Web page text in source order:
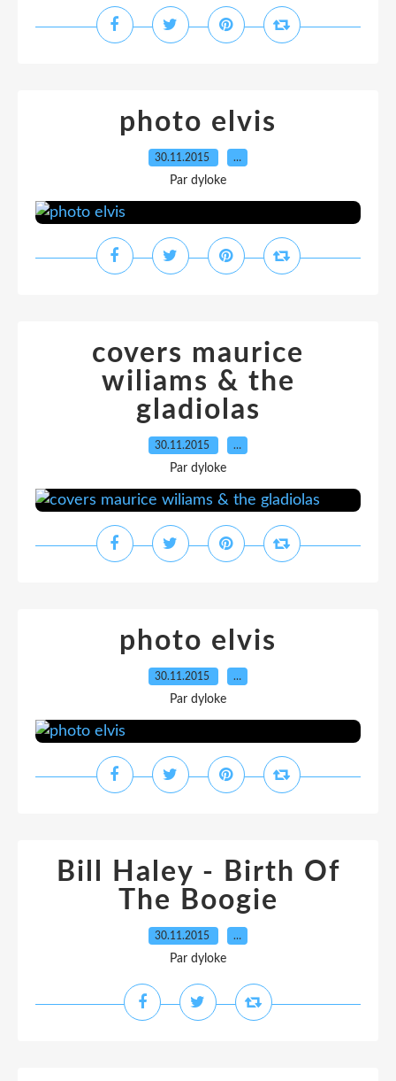
photo elvis
30.11.2015 …
Par dyloke
covers maurice
wiliams & the
gladiolas
30.11.2015 …
Par dyloke
photo elvis
30.11.2015 …
Par dyloke
Bill Haley - Birth Of
The Boogie
30.11.2015 …
Par dyloke